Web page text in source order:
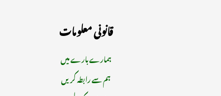
قانونی معلومات
ہمارے بارے میں
ہم سے رابطہ کریں